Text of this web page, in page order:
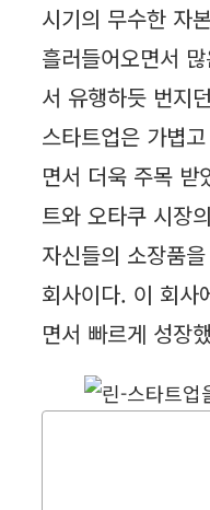
시기의 무수한 자
흘러들어오면서
서 유행하듯 번지
스타트업은 가볍
면서 더욱 주목
트와 오타쿠 시장
자신들의 소장품
회사이다. 이 회사
면서 빠르게 성장